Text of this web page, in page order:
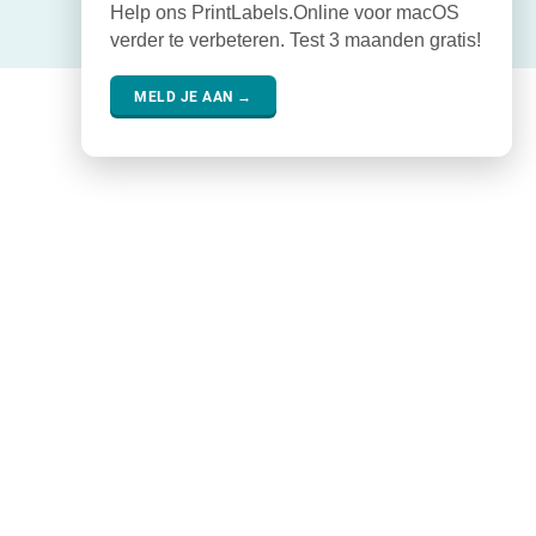
Help ons PrintLabels.Online voor macOS
verder te verbeteren. Test 3 maanden gratis!
MELD JE AAN →